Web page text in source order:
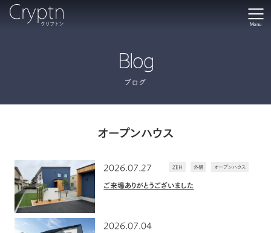
Menu
Blog
ブログ
オープンハウス
ご来場ありがとうございました
ZEH 外構 オープンハウス
2026.07.27
2026.07.04